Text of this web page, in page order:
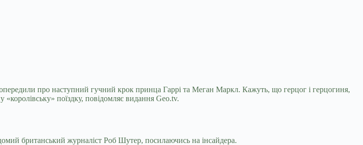
про наступний гучний крок принца Гаррі та Меган Маркл. Кажуть, що герцог і герцогиня,
поїздку, повідомляє видання Geo.tv.
британський журналіст Роб Шутер, посилаючись на інсайдера.